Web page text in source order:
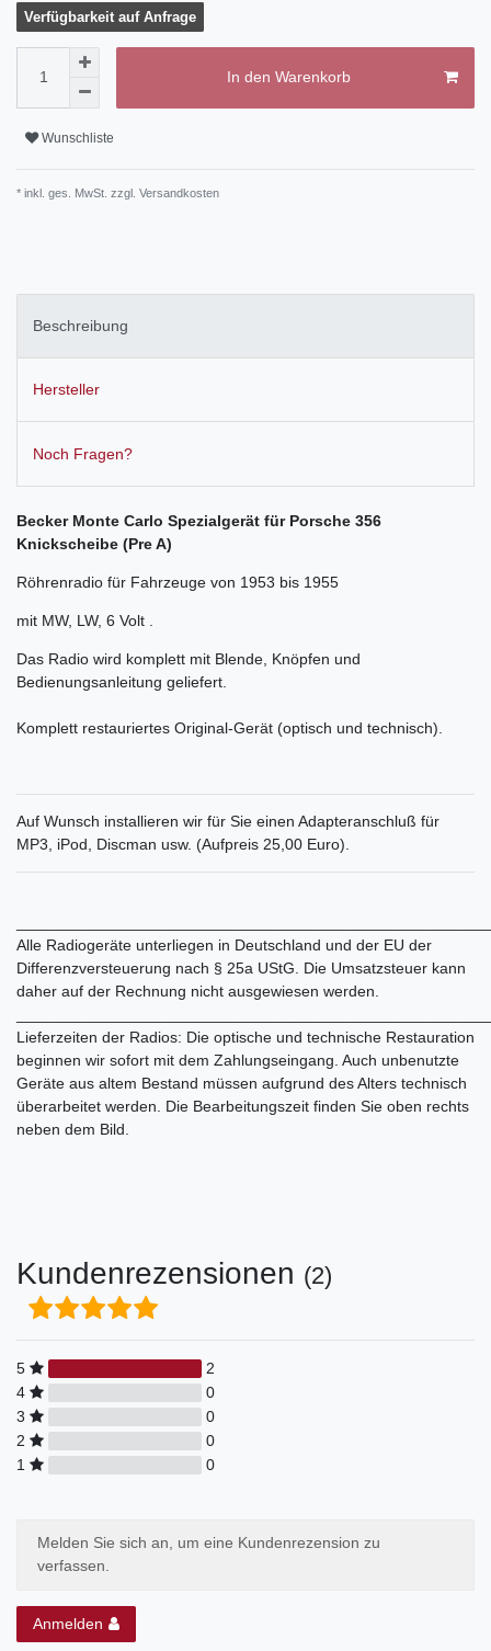
Verfügbarkeit auf Anfrage
In den Warenkorb
Wunschliste
* inkl. ges. MwSt. zzgl. Versandkosten
Beschreibung
Hersteller
Noch Fragen?
Becker Monte Carlo Spezialgerät für Porsche 356
Knickscheibe (Pre A)
Röhrenradio für Fahrzeuge von 1953 bis 1955
mit MW, LW, 6 Volt .
Das Radio wird komplett mit Blende, Knöpfen und
Bedienungsanleitung geliefert.
Komplett restauriertes Original-Gerät (optisch und technisch).
Auf Wunsch installieren wir für Sie einen Adapteranschluß für
MP3, iPod, Discman usw. (Aufpreis 25,00 Euro).
Alle Radiogeräte unterliegen in Deutschland und der EU der
Differenzversteuerung nach § 25a UStG. Die Umsatzsteuer kann
daher auf der Rechnung nicht ausgewiesen werden.
Lieferzeiten der Radios: Die optische und technische Restauration
beginnen wir sofort mit dem Zahlungseingang. Auch unbenutzte
Geräte aus altem Bestand müssen aufgrund des Alters technisch
überarbeitet werden. Die Bearbeitungszeit finden Sie oben rechts
neben dem Bild.
Kundenrezensionen (2)
5
2
4
0
3
0
2
0
1
0
Melden Sie sich an, um eine Kundenrezension zu
verfassen.
Anmelden